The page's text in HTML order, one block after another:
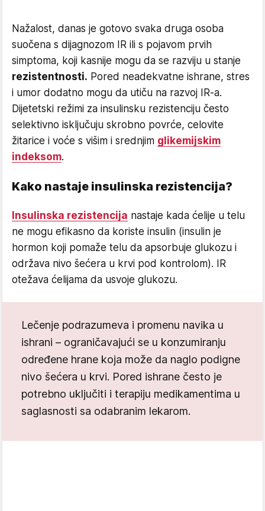
Nažalost, danas je gotovo svaka druga osoba
suočena s dijagnozom IR ili s pojavom prvih
simptoma, koji kasnije mogu da se razviju u stanje
rezistentnosti. Pored neadekvatne ishrane, stres
i umor dodatno mogu da utiču na razvoj IR-a.
Dijetetski režimi za insulinsku rezistenciju često
selektivno isključuju skrobno povrće, celovite
žitarice i voće s višim i srednjim glikemijskim
indeksom.
Kako nastaje insulinska rezistencija?
Insulinska rezistencija nastaje kada ćelije u telu
ne mogu efikasno da koriste insulin (insulin je
hormon koji pomaže telu da apsorbuje glukozu i
održava nivo šećera u krvi pod kontrolom). IR
otežava ćelijama da usvoje glukozu.
Lečenje podrazumeva i promenu navika u
ishrani – ograničavajući se u konzumiranju
određene hrane koja može da naglo podigne
nivo šećera u krvi. Pored ishrane često je
potrebno uključiti i terapiju medikamentima u
saglasnosti sa odabranim lekarom.